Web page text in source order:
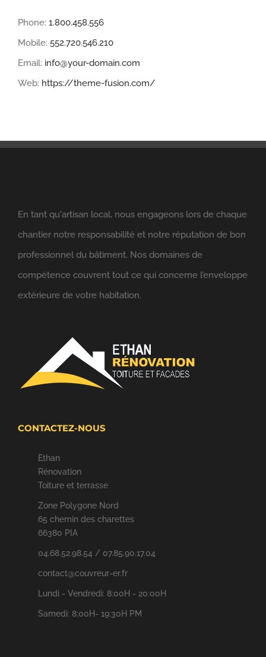
Phone: 1.800.458.556
Mobile: 552.720.546.210
Email: info@your-domain.com
Web: https://theme-fusion.com/
En tant qu'artisan local, nous engageons lors de chaque
chantier notre responsabilité et notre réputation de bon
professionnel du bâtiment. ​Nos domaines de
compétence couvrent tout ce qui concerne l’enveloppe
extérieure de votre habitation.
CONTACTEZ-NOUS
Ethan
Rénovation
Toiture et terrasse
Zone Polygone Nord
65 chemin des charettes
66380 PIA
04.68.52.98.54 / 07.85.90.17.04
contact@couvreur-er.fr
Lundi - Vendredi: 8:00H - 20:00H
Samedi: 8:00H- 19:30H PM